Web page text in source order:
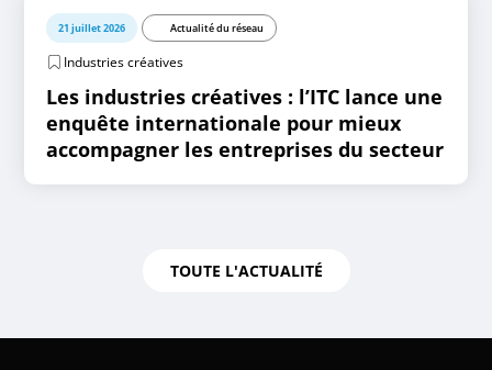
21 juillet 2026 Actualité du réseau
Industries créatives
Les industries créatives : l’ITC lance une
enquête internationale pour mieux
accompagner les entreprises du secteur
TOUTE L'ACTUALITÉ